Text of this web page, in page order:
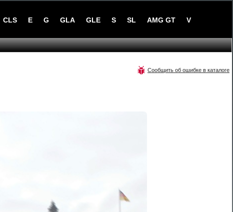
CLS E G GLA GLE S SL AMG GT V
Сообщить об ошибке в каталоге